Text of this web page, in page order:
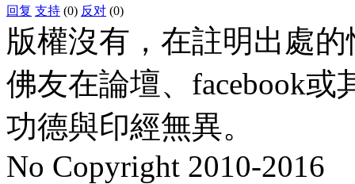
回复 支持 (0) 反对 (0)
版權沒有，在註明出處
佛友在論壇、facebook
功德與印經無異。
No Copyright 2010-2016